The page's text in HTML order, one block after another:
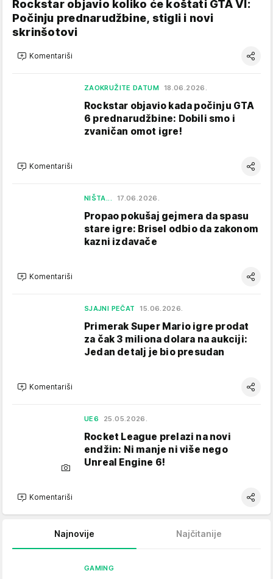
Rockstar objavio koliko će koštati GTA VI:
Počinju prednarudžbine, stigli i novi
skrinšotovi
Komentariši
ZAOKRUŽITE DATUM 18.06.2026.
Rockstar objavio kada počinju GTA
6 prednarudžbine: Dobili smo i
zvaničan omot igre!
Komentariši
NIŠTA... 17.06.2026.
Propao pokušaj gejmera da spasu
stare igre: Brisel odbio da zakonom
kazni izdavače
Komentariši
SJAJNI PEČAT 15.06.2026.
Primerak Super Mario igre prodat
za čak 3 miliona dolara na aukciji:
Jedan detalj je bio presudan
Komentariši
UE6 25.05.2026.
Rocket League prelazi na novi
endžin: Ni manje ni više nego
Unreal Engine 6!
Komentariši
Najnovije Najčitanije
GAMING